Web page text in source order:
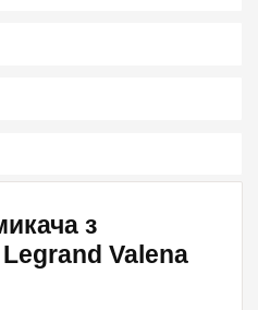
з
Valena